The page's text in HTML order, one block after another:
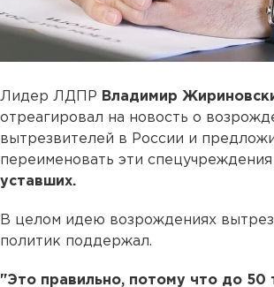
Лидер ЛДПР Владимир
отреагировал на новость о
вытрезвителей в России и
переименовать эти спецучреждения
уставших.
В целом идею возрождениях
политик поддержал.
"Это правильно, потому что до 50